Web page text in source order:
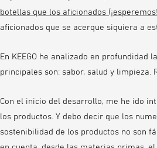
botellas que los aficionados
aficionados que se acerque siquiera a
En KEEGO he analizado en
principales son: sabor, salud y
Con el inicio del desarrollo, me he ido
los productos. Y debo decir que los
sostenibilidad de los productos no son